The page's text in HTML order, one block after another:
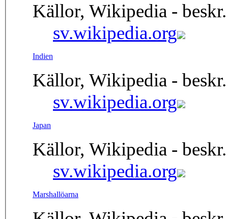
Källor, Wikipedia -
sv.wikipedia.org
Indien
Källor, Wikipedia -
sv.wikipedia.org
Japan
Källor, Wikipedia -
sv.wikipedia.org
Marshallöarna